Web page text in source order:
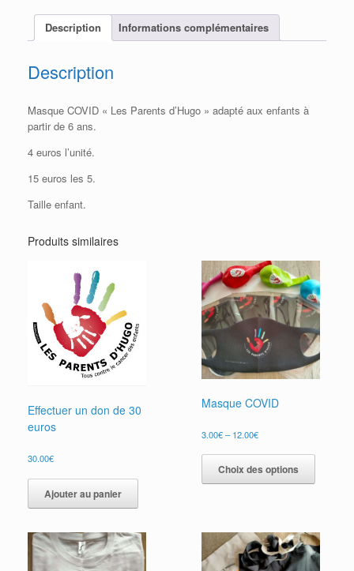
Description Informations complémentaires
Description
Masque COVID « Les Parents d’Hugo » adapté aux enfants à
partir de 6 ans.
4 euros l’unité.
15 euros les 5.
Taille enfant.
Produits similaires
Effectuer un don de 30
euros
30.00€
Ajouter au panier
Masque COVID
3.00€–12.00€
Choix des options
Ce
a
options
peuvent